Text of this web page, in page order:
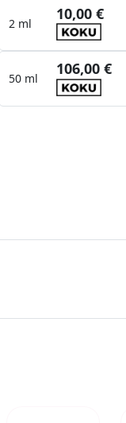
2 ml
10,00 €
50 ml
106,00 €